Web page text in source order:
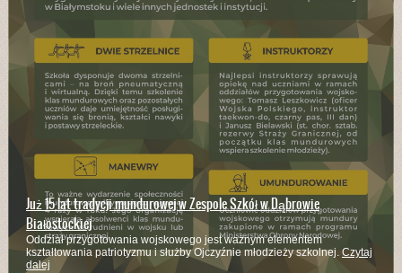
Już 15 lat tradycji mundurowej w Zespole Szkół w Dąbrowie
Białostockiej
Oddział przygotowania wojskowego jest ważnym elementem
kształtowania patriotyzmu i służby Ojczyźnie młodzieży szkolnej. Czytaj
dalej